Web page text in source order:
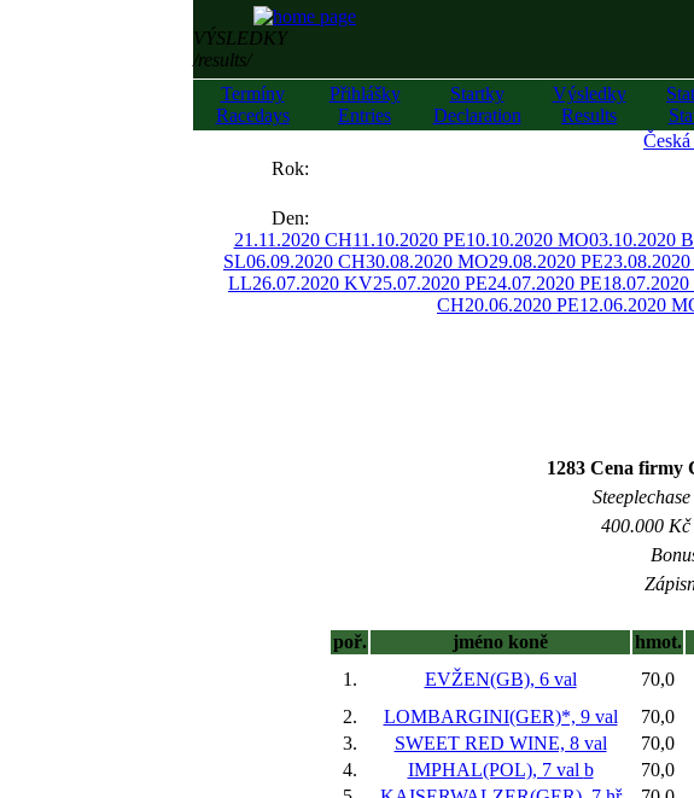
VÝSLEDKY
/results/
Termíny
Racedays
Přihlášky
Entries
Startky
Declaration
Výsledky
Results
Rok:
Den:
21.11.2020 CH11.10.2020 PE10.10.2020 MO03.10.2020
SL06.09.2020 CH30.08.2020 MO29.08.2020 PE
LL26.07.2020 KV25.07.2020 PE24.07.2020 PE
CH20.06.2020 PE12.06.2020
1283 Cena firmy
400.000
poř.
jméno koně hmot.
1.
EVŽEN(GB), 6 val 70,0
2.
LOMBARGINI(GER)*, 9 val 70,0
3.
SWEET RED WINE, 8 val 70,0
4.
IMPHAL(POL), 7 val b 70,0